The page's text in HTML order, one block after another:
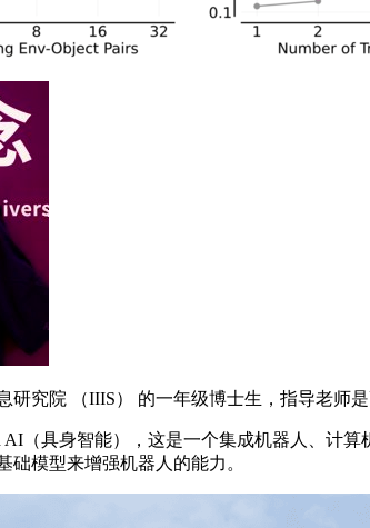
院 （IIIS） 的一年级博士生，指导老师是
具身智能），这是一个集成机器人、计算
础模型来增强机器人的能力。